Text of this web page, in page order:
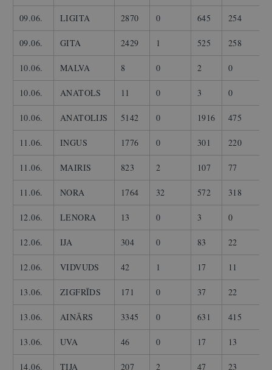
09.06. LIGITA 2870 0 645 254
09.06. GITA 2429 1 525 258
10.06. MALVA 8 0 2 0
10.06. ANATOLS 11 0 3 0
10.06. ANATOLIJS 5142 0 1916 475
11.06. INGUS 1776 0 301 220
11.06. MAIRIS 823 2 107 77
11.06. NORA 1764 32 572 318
12.06. LENORA 13 0 3 0
12.06. IJA 304 0 83 22
12.06. VIDVUDS 42 1 17 11
13.06. ZIGFRĪDS 171 0 37 22
13.06. AINĀRS 3345 0 631 415
13.06. UVA 46 0 17 13
14.06. TIJA 207 2 47 23